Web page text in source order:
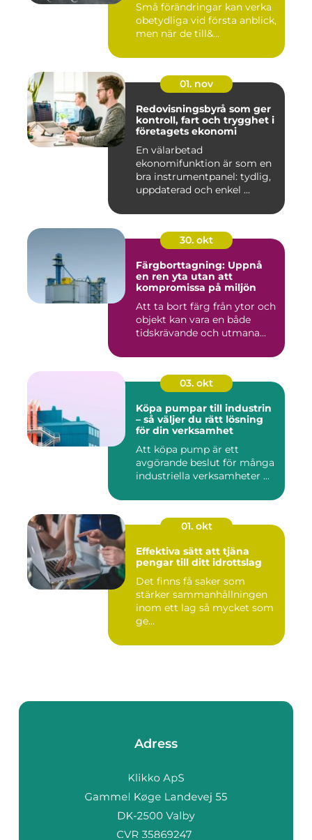
Små förändringar kan verka
obetydliga vid första anblick,
men när de till&...
01. nov
Redovisningsbyrå som ger
kontroll, fart och trygghet i
företagets ekonomi
En välarbetad
ekonomifunktion är som en
bra instrumentpanel: tydlig,
uppdaterad och enkel ...
30. okt
Färgborttagning: Uppnå
en ren yta utan att
kompromissa på miljön
Att ta bort färg från ytor och
objekt kan vara en både
tidskrävande och utmana...
03. okt
Köpa pumpar till industrin
– så väljer du rätt lösning
för din verksamhet
Att köpa pump är ett
avgörande beslut för många
industriella verksamheter ...
01. okt
Effektiva sätt att tjäna
pengar till ditt idrottslag
Det finns få saker som
stärker sammanhållningen
inom ett lag så mycket som
ge...
Adress